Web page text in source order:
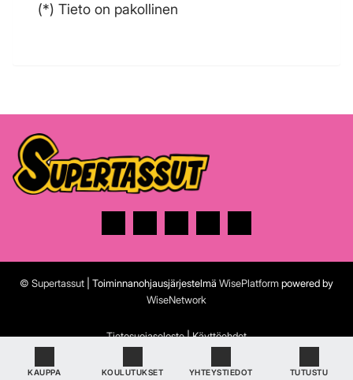
KAUPPA KOULUTUKSET YHTEYSTIEDOT TUTUSTU
(*) Tieto on pakollinen
© Supertassut | Toiminnanohjausjärjestelmä WisePlatformpowered by
WiseNetwork
Tietosuojaseloste|Käyttöehdot